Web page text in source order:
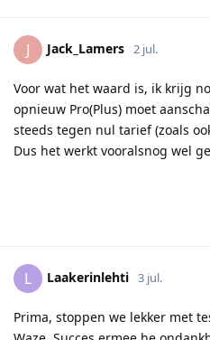
J Jack_Lamers 2 jul.
Voor wat het waard is, ik krijg
opnieuw Pro(Plus) moet
steeds tegen nul tarief (zoals
Dus het werkt vooralsnog wel
L Laakerinlehti 3 jul.
Prima, stoppen we lekker met